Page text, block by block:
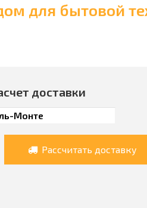
для бытовой
доставки
Рассчитать доставку